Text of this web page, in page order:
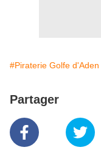
#Piraterie Golfe
Partager